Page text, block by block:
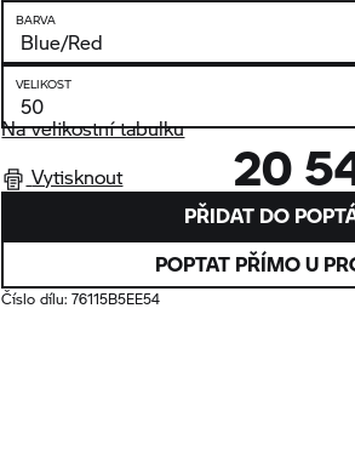
BARVA
VELIKOST
Na velikostní tabulku
Vytisknout
20
PŘIDAT DO
POPTAT PŘÍMO U
Číslo dílu:76115B5EE54